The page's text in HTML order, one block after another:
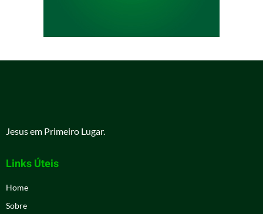
Jesus em Primeiro Lugar.
Links Úteis
Home
Sobre